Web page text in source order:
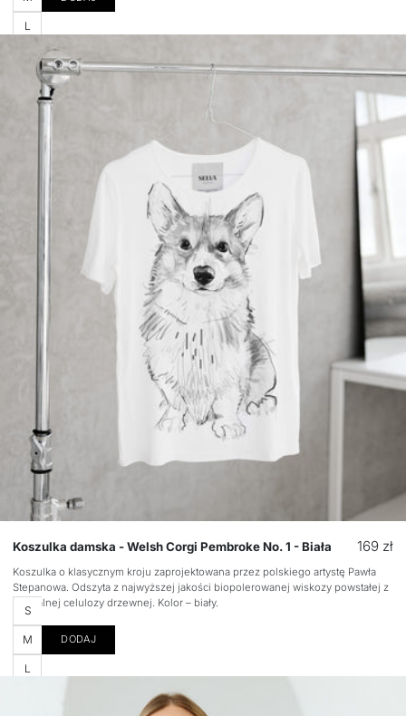
Doberman
Dog niemiecki
Golden retriever
Gończy polski
Gryfonik brukselski
Grzywacz chiński
Hawańczyk
Hovawart
Husky syberyjski
Islandzki szpic pasterski
Jack russell terrier
Jamnik szorstkowłosy
Kot bengalski
Kot brytyjski krótkowłosy
Kot dachowiec
Kot norweski leśny
Kot perski
Springer spaniel
Staffordshire bull terrier
Sznaucer miniaturowy
Szpic miniaturowy
Terier irlandzki
Toller
Welsh corgi cardigan
Welsh corgi pembroke
West highland white
terrier
Whippet
Wilczak czechosłowacki
Wyżeł weimarski
Wyżeł węgierski
Yorkshire terrier
L
Koszulka damska - Welsh Corgi Pembroke No. 1 - Biała
Cena
169 zł
Koszulka o klasycznym kroju zaprojektowana przez polskiego artystę Pawła
Stepanowa. Odszyta z najwyższej jakości biopolerowanej wiskozy powstałej z
naturalnej celulozy drzewnej. Kolor – biały.
Rozmiar
S
M
L
DODAJ